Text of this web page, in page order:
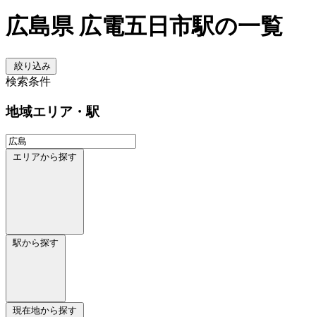
広島県 広電五日市駅の一覧
絞り込み
検索条件
地域エリア・駅
エリアから探す
駅から探す
現在地から探す